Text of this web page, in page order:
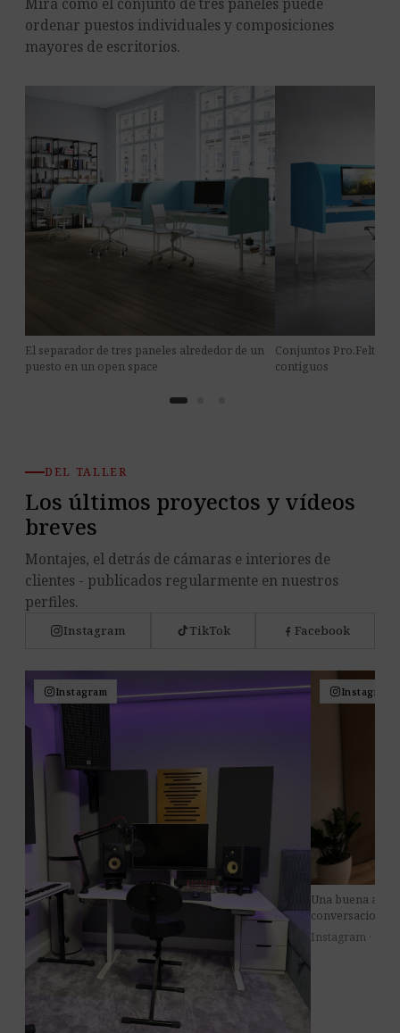
ordenar puestos individuales y composiciones
mayores de escritorios.
El separador de tres paneles alrededor de un
puesto en un open space
Conjuntos Pro.Felt
contiguos
DEL TALLER
Los últimos proyectos y vídeos
breves
Montajes, el detrás de cámaras e interiores de
clientes - publicados regularmente en nuestros
perfiles.
Instagram TikTok Facebook
Instagram Instagram
Instagram · 8 jul
Una buena
conversaciones